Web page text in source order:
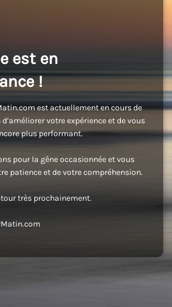
est en
!
est actuellement en cours de
votre expérience et de vous
plus performant.
pour la gêne occasionnée et vous
patience et de votre compréhension.
très prochainement.